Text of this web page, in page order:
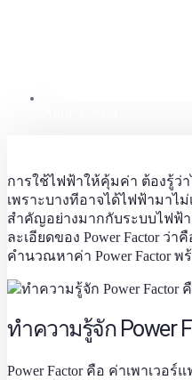
การใช้ไฟฟ้าให้คุ้มค่า ต้องรู้ว่
เพราะบางทีอาจได้ไฟฟ้ามาไม่
สำคัญอย่างมากกับระบบไฟฟ้
ละเอียดของ Power Factor ว่
คำนวณหาค่า Power Factor พ
ทำความรู้จัก Power
Power Factor คือ ค่าเพาเวอ